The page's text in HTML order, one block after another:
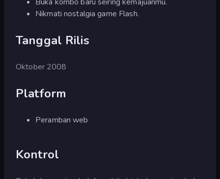
Nikmati nostalgia game Flash.
Tanggal Rilis
Oktober 2008
Platform
Peramban web
Kontrol